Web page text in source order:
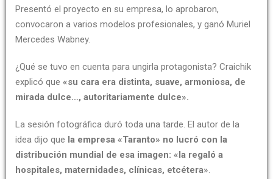
Presentó el proyecto en su empresa, lo aprobaron,
convocaron a varios modelos profesionales, y ganó Muriel
Mercedes Wabney.
¿Qué se tuvo en cuenta para ungirla protagonista? Craichik
explicó que «su cara era distinta, suave, armoniosa, de
mirada dulce…, autoritariamente dulce».
La sesión fotográfica duró toda una tarde. El autor de la
idea dijo que la empresa «Taranto» no lucró con la
distribución mundial de esa imagen: «la regaló a
hospitales, maternidades, clínicas, etcétera».